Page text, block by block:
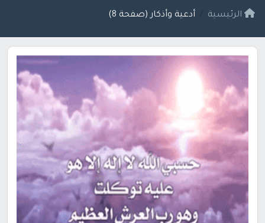
الرئيسية أدعية وأذكار (صفحة 8)